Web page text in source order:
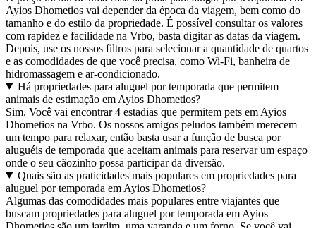
Ayios Dhometios vai depender da época da viagem, bem como do
tamanho e do estilo da propriedade. É possível consultar os valores
com rapidez e facilidade na Vrbo, basta digitar as datas da viagem.
Depois, use os nossos filtros para selecionar a quantidade de quartos
e as comodidades de que você precisa, como Wi-Fi, banheira de
hidromassagem e ar-condicionado.
Há propriedades para aluguel por temporada que permitem
animais de estimação em Ayios Dhometios?
Sim. Você vai encontrar 4 estadias que permitem pets em Ayios
Dhometios na Vrbo. Os nossos amigos peludos também merecem
um tempo para relaxar, então basta usar a função de busca por
aluguéis de temporada que aceitam animais para reservar um espaço
onde o seu cãozinho possa participar da diversão.
Quais são as praticidades mais populares em propriedades para
aluguel por temporada em Ayios Dhometios?
Algumas das comodidades mais populares entre viajantes que
buscam propriedades para aluguel por temporada em Ayios